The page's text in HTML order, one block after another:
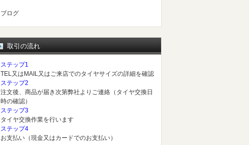
ブログ
取引の流れ
ステップ1
TEL又はMAIL又はご来店でのタイヤサイズの詳細を確認
ステップ2
注文後、商品が届き次第弊社よりご連絡（タイヤ交換日
時の確認）
ステップ3
タイヤ交換作業を行います
ステップ4
お支払い（現金又はカードでのお支払い）